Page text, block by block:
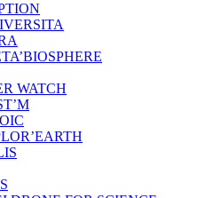
WATCH